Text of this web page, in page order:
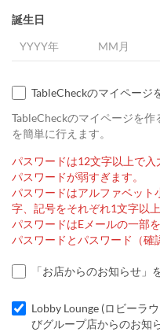
誕生日
TableCheckのマイページ
TableCheckのマイページを
を簡単に行えます。
パスワードは12文字以上で入
パスワードが弱すぎます。
パスワードはアルファベット
字、記号をそれぞれ1文字以
パスワードはEメールの一部
パスワードとパスワード（確
「お店からのお知らせ」
Lobby Lounge (ロビーラ
びグループ店からのお知